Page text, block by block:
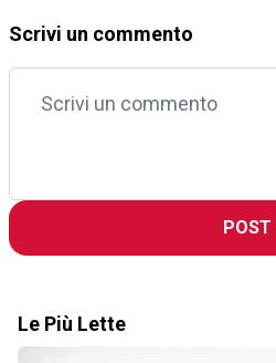
Scrivi un commento
POST
Le Più Lette